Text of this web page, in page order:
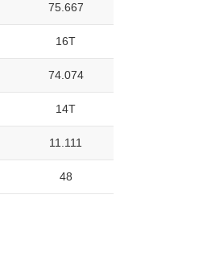
75.667
16T
74.074
14T
11.111
48